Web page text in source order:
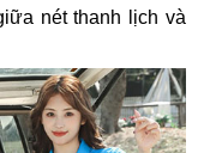
nét thanh lịch và